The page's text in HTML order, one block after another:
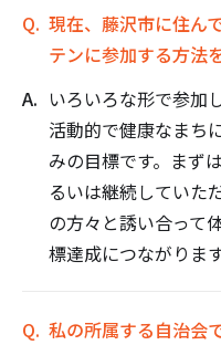
現在、藤沢市に住ん
テンに参加する方法
いろいろな形で参加
活動的で健康なまち
みの目標です。まず
るいは継続していた
の方々と誘い合って
標達成につながります
私の所属する自治会